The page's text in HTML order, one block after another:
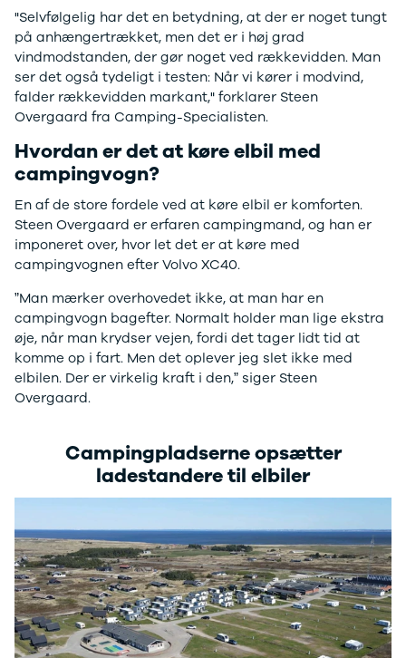
Tucson
Santa Fe
Jaguar
Se alle
Jaguar
E-Pace
XE
Iveco
Se alle Iveco
Kia
Se alle Kia
Elbil
Picanto
Ceed
Niro
Rio
e-Niro
Optima
Sorento
Venga
XCeed
EV9
EV3
EV4
Land Rover
Se alle Land
Rover
Range Rover
"Selvfølgelig har det en betydning, at der er noget tungt
på anhængertrækket, men det er i høj grad
vindmodstanden, der gør noget ved rækkevidden. Man
ser det også tydeligt i testen: Når vi kører i modvind,
falder rækkevidden markant," forklarer Steen
Overgaard fra Camping-Specialisten.
Hvordan er det at køre elbil med
campingvogn?
En af de store fordele ved at køre elbil er komforten.
Steen Overgaard er erfaren campingmand, og han er
imponeret over, hvor let det er at køre med
campingvognen efter Volvo XC40.
”Man mærker overhovedet ikke, at man har en
campingvogn bagefter. Normalt holder man lige ekstra
øje, når man krydser vejen, fordi det tager lidt tid at
komme op i fart. Men det oplever jeg slet ikke med
elbilen. Der er virkelig kraft i den,” siger Steen
Overgaard.
Campingpladserne opsætter
ladestandere til elbiler